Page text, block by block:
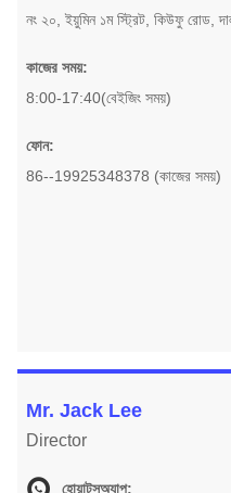
নং ২০, ইয়ুমিন ১ম স্ট্রিট, কিউফু রোড,
কাজের সময়:
8:00-17:40(বেইজিং সময়)
ফোন:
86--19925348378 (কাজের সময়)
Mr. Jack Lee
Director
হোয়াটসঅ্যাপ: